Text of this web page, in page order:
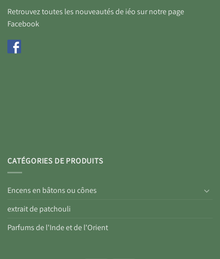
Retrouvez toutes les nouveautés de iéo sur notre page
Facebook
CATÉGORIES DE PRODUITS
Encens en bâtons ou cônes
extrait de patchouli
Parfums de l'Inde et de l'Orient